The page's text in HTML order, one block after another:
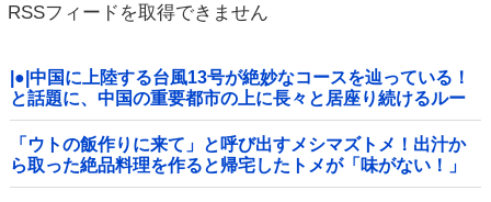
RSSフィードを取得できません
|●|中国に上陸する台風13号が絶妙なコースを辿っている！
と話題に、中国の重要都市の上に長々と居座り続けるルー
トで……
「ウトの飯作りに来て」と呼び出すメシマズトメ！出汁か
ら取った絶品料理を作ると帰宅したトメが「味がない！」
と発狂ｗｗｗ箸を置いた良ウトが言い放った言葉とは←良